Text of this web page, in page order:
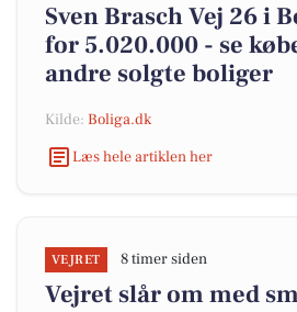
Sven Brasch Vej 26 i
for 5.020.000 - se
andre solgte boliger
Kilde: Boliga.dk
Læs hele artiklen her
VEJRET 8 timer siden
Vejret slår om med